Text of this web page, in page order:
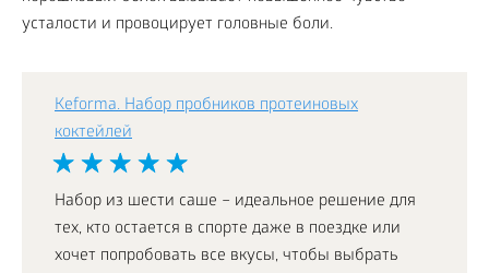
усталости и провоцирует головные боли.
Keforma. Набор пробников протеиновых
коктейлей
Набор из шести саше – идеальное решение для
тех, кто остается в спорте даже в поездке или
хочет попробовать все вкусы, чтобы выбрать